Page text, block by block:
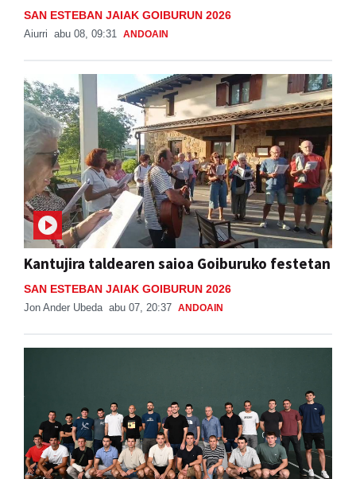
SAN ESTEBAN JAIAK GOIBURUN 2026
Aiurri abu 08, 09:31 ANDOAIN
Kantujira taldearen saioa Goiburuko festetan
SAN ESTEBAN JAIAK GOIBURUN 2026
Jon Ander Ubeda abu 07, 20:37 ANDOAIN